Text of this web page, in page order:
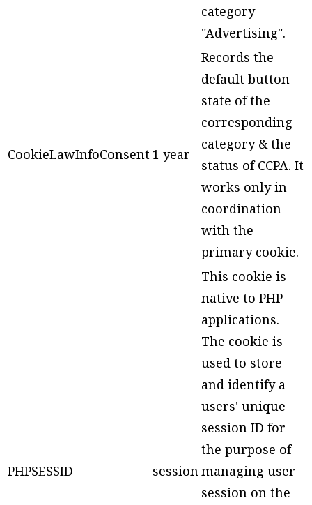
category
"Advertising".
CookieLawInfoConsent 1 year
Records the
default button
state of the
corresponding
category & the
status of CCPA. It
works only in
coordination
with the
primary cookie.
PHPSESSID session
This cookie is
native to PHP
applications.
The cookie is
used to store
and identify a
users' unique
session ID for
the purpose of
managing user
session on the